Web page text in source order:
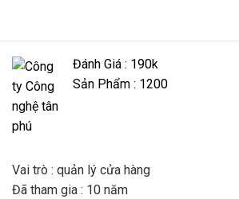
Đánh Giá : 190k
Sản Phẩm : 1200
Vai trò : quản lý cửa hàng
Đã tham gia : 10 năm